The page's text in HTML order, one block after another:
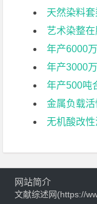
天然染料
艺术染整
年产6000
年产3000
年产500吨
金属负载
无机酸改性
网站简介
文献综述网(https://